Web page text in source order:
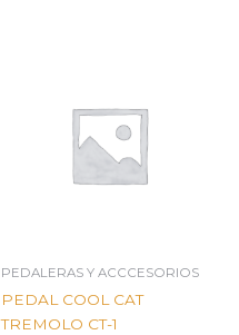
PEDALERAS Y ACCCESORIOS
PEDAL COOL CAT
TREMOLO CT-1